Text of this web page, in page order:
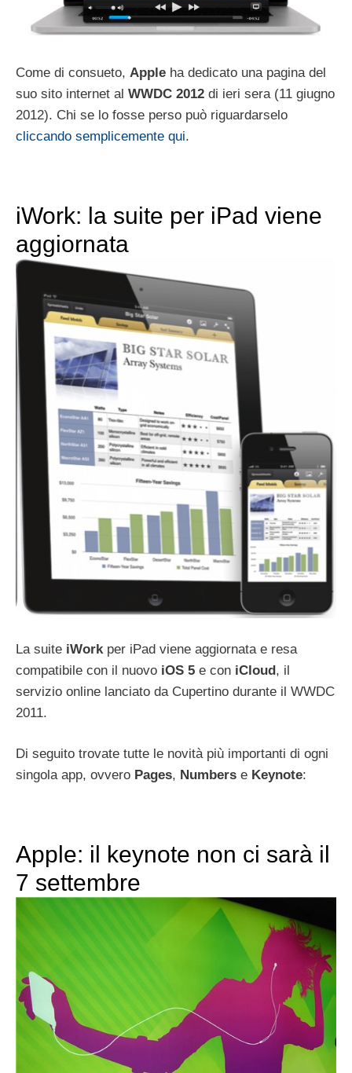
Come di consueto, Apple ha dedicato una pagina del
suo sito internet al WWDC 2012 di ieri sera (11 giugno
2012). Chi se lo fosse perso può riguardarselo
cliccando semplicemente qui.
iWork: la suite per iPad viene
aggiornata
La suite iWork per iPad viene aggiornata e resa
compatibile con il nuovo iOS 5 e con iCloud, il
servizio online lanciato da Cupertino durante il WWDC
2011.
Di seguito trovate tutte le novità più importanti di ogni
singola app, ovvero Pages, Numbers e Keynote:
Apple: il keynote non ci sarà il
7 settembre